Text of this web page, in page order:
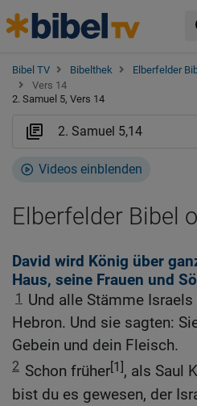
Bibel TV Bibelthek Elberfelder
Vers 14
2. Samuel 5, Vers 14
Videos einblenden
Elberfelder Bibel
David wird König über
Haus, seine Frauen und
1
Und alle Stämme
Hebron. Und sie sagten:
Gebein und dein Fleisch.
2 Schon früher[1], als Saul
bist du es gewesen, der